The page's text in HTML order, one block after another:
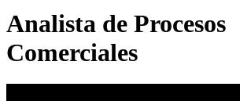
Analista de Procesos
Comerciales